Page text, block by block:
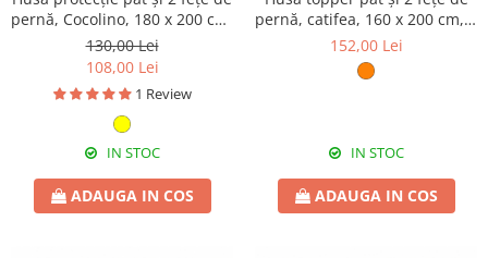
pernă, Cocolino, 180 x 200 cm,
3 piese, HPP62
130,00 Lei
108,00 Lei
1 Review
IN STOC
ADAUGA IN COS
pernă, catifea, 160 x 200 cm, 3
piese, HPP71
152,00 Lei
IN STOC
ADAUGA IN COS